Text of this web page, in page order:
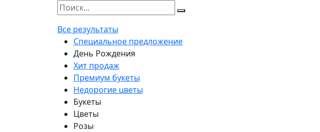
Все результаты
Специальное предложение
День Рождения
Хит продаж
Премиум букеты
Недорогие цветы
Букеты
Цветы
Розы